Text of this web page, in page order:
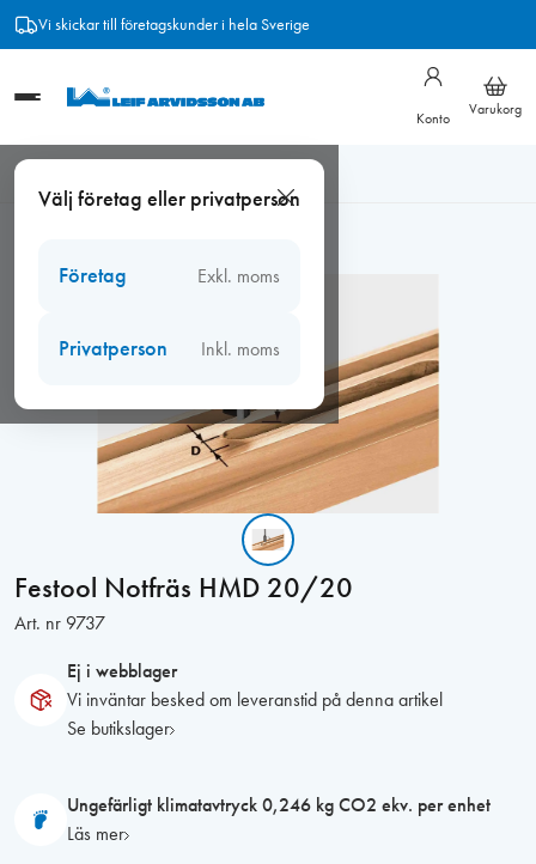
Hoppa
Vi skickar till företagskunder i hela Sverige
Konto
Varukorg
Välj företag eller privatperson
Företag Exkl. moms
Privatperson Inkl. moms
20/20
Festool Notfräs HMD 20/20
Art. nr 9737
Ej i webblager
Vi inväntar besked om leveranstid på denna artikel
Se butikslager
Ungefärligt klimatavtryck 0,246 kg CO2 ekv. per enhet
Läs mer